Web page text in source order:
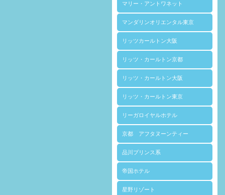
マリー・アントワネット
マンダリンオリエンタル東京
リッツカールトン大阪
リッツ・カールトン京都
リッツ・カールトン大阪
リッツ・カールトン東京
リーガロイヤルホテル
京都 アフタヌーンティー
品川プリンス系
帝国ホテル
星野リゾート